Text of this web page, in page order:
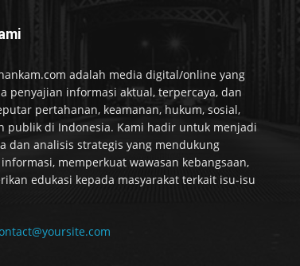
adalah media digital/online yang
penyajian informasi aktual, terpercaya, dan
pertahanan, keamanan, hukum, sosial,
publik di Indonesia. Kami hadir untuk menjadi
dan analisis strategis yang mendukung
memperkuat wawasan kebangsaan,
edukasi kepada masyarakat terkait isu-isu